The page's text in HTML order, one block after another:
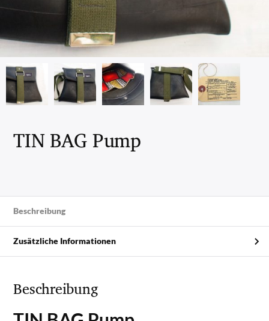
TIN BAG Pump
Beschreibung
Zusätzliche Informationen
Beschreibung